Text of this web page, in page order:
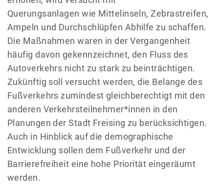
Querungsanlagen wie Mittelinseln, Zebrastreifen,
Ampeln und Durchschlüpfen Abhilfe zu schaffen.
Die Maßnahmen waren in der Vergangenheit
häufig davon gekennzeichnet, den Fluss des
Autoverkehrs nicht zu stark zu beinträchtigen.
Zukünftig soll versucht werden, die Belange des
Fußverkehrs zumindest gleichberechtigt mit den
anderen Verkehrsteilnehmer*innen in den
Planungen der Stadt Freising zu berücksichtigen.
Auch in Hinblick auf die demographische
Entwicklung sollen dem Fußverkehr und der
Barrierefreiheit eine hohe Priorität eingeräumt
werden.